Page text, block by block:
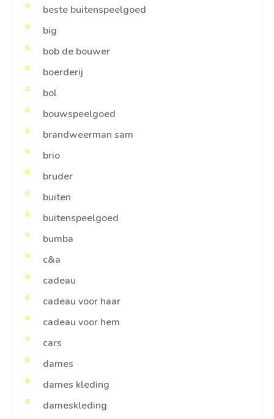
beste buitenspeelgoed
big
bob de bouwer
boerderij
bol
bouwspeelgoed
brandweerman sam
brio
bruder
buiten
buitenspeelgoed
bumba
c&a
cadeau
cadeau voor haar
cadeau voor hem
cars
dames
dames kleding
dameskleding